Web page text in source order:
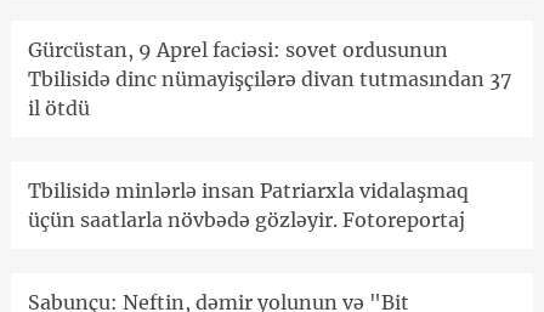
Gürcüstan, 9 Aprel faciəsi: sovet ordusunun
Tbilisidə dinc nümayişçilərə divan tutmasından 37
il ötdü
Tbilisidə minlərlə insan Patriarxla vidalaşmaq
üçün saatlarla növbədə gözləyir. Fotoreportaj
Sabunçu: Neftin, dəmir yolunun və "Bit